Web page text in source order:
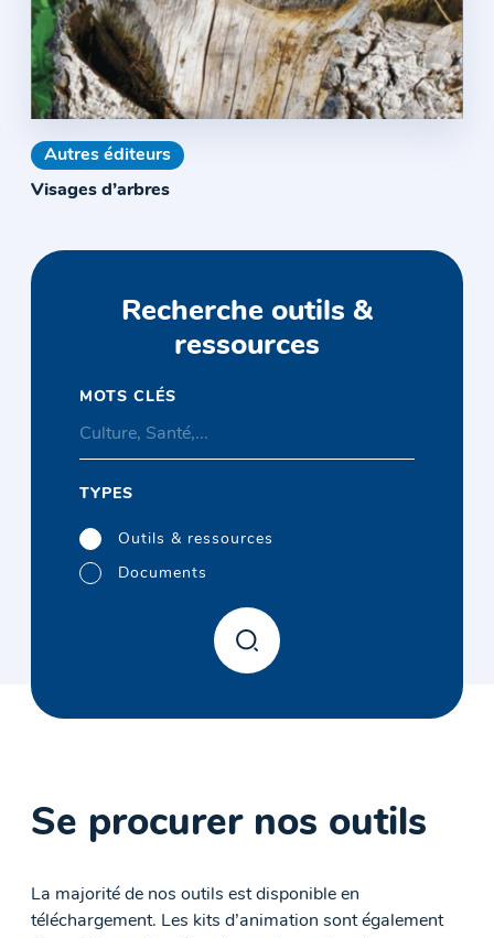
Autres éditeurs
Visages d’arbres
Recherche outils &
ressources
MOTS CLÉS
TYPES
Outils & ressources
Documents
Se procurer nos outils
La majorité de nos outils est disponible en
téléchargement. Les kits d’animation sont également